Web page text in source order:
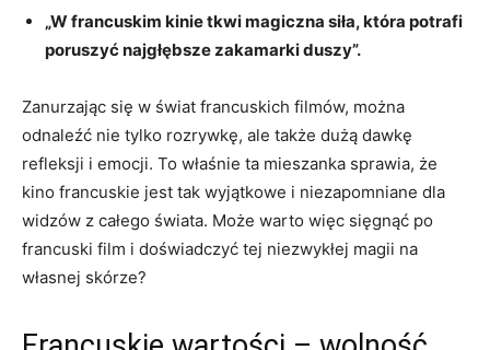
„W francuskim kinie tkwi magiczna siła, która potrafi
poruszyć najgłębsze zakamarki duszy”.
Zanurzając się w świat francuskich filmów, można
odnaleźć nie tylko rozrywkę, ale także dużą dawkę
refleksji i emocji. To właśnie ta mieszanka sprawia, że
⁤kino francuskie jest⁤ tak wyjątkowe i niezapomniane dla
widzów z całego świata. Może warto więc sięgnąć po
⁣francuski film i doświadczyć tej niezwykłej magii na
własnej skórze?